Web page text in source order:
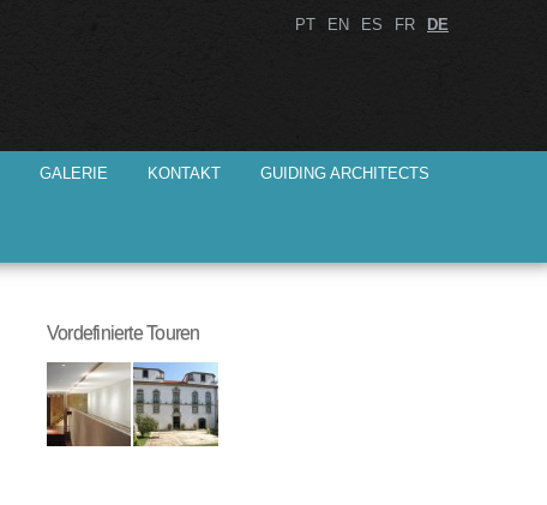
PT EN ES FR DE
GALERIE KONTAKT GUIDING ARCHITECTS
Vordefinierte Touren